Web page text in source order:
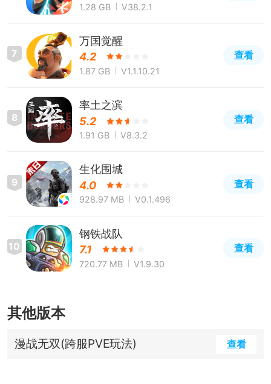
1.28 GB V38.2.1
7
万国觉醒
4.2
1.87 GB V1.1.10.21
查看
8
率土之滨
5.2
1.91 GB V8.3.2
查看
9
生化围城
4.0
928.97 MB V0.1.496
查看
10
钢铁战队
7.1
720.77 MB V1.9.30
查看
其他版本
漫战无双(跨服PVE玩法) 查看